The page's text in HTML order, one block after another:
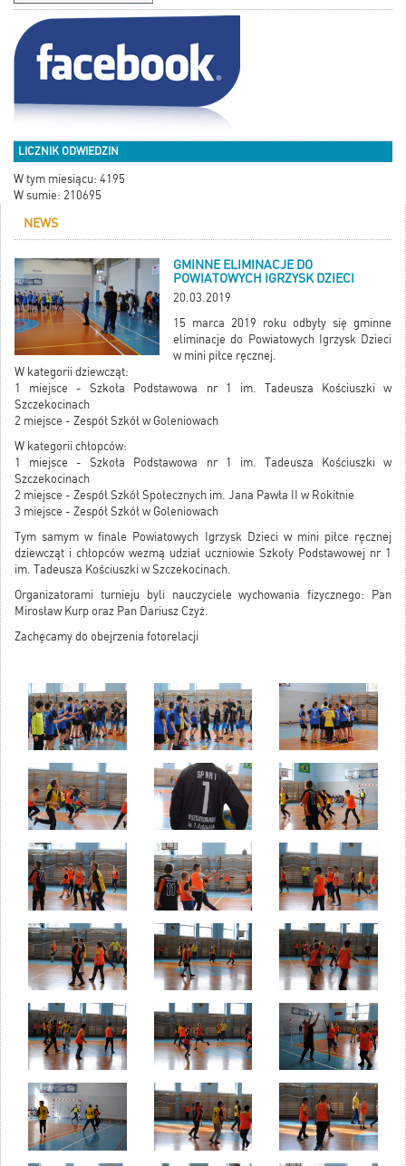
LICZNIK ODWIEDZIN
W tym miesiącu: 4195
W sumie: 210695
NEWS
GMINNE ELIMINACJE DO
POWIATOWYCH IGRZYSK DZIECI
20.03.2019
15 marca 2019 roku odbyły się gminne
eliminacje do Powiatowych Igrzysk Dzieci
w mini piłce ręcznej.
W kategorii dziewcząt:
1 miejsce - Szkoła Podstawowa nr 1 im. Tadeusza Kościuszki w
Szczekocinach
2 miejsce - Zespół Szkół w Goleniowach
W kategorii chłopców:
1 miejsce - Szkoła Podstawowa nr 1 im. Tadeusza Kościuszki w
Szczekocinach
2 miejsce - Zespół Szkół Społecznych im. Jana Pawła II w Rokitnie
3 miejsce - Zespół Szkół w Goleniowach
Tym samym w finale Powiatowych Igrzysk Dzieci w mini piłce ręcznej
dziewcząt i chłopców wezmą udział uczniowie Szkoły Podstawowej nr 1
im. Tadeusza Kościuszki w Szczekocinach.
Organizatorami turnieju byli nauczyciele wychowania fizycznego: Pan
Mirosław Kurp oraz Pan Dariusz Czyż.
Zachęcamy do obejrzenia fotorelacji